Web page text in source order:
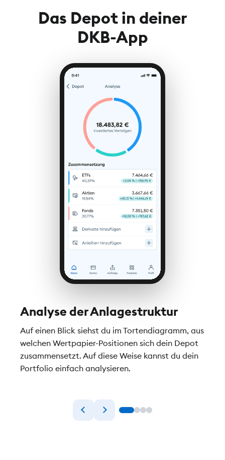
Das Depot in deiner
DKB-App
Analyse der Anlagestruktur
Auf einen Blick siehst du im Tortendiagramm, aus
welchen Wertpapier-Positionen sich dein Depot
zusammensetzt. Auf diese Weise kannst du dein
Portfolio einfach analysieren.